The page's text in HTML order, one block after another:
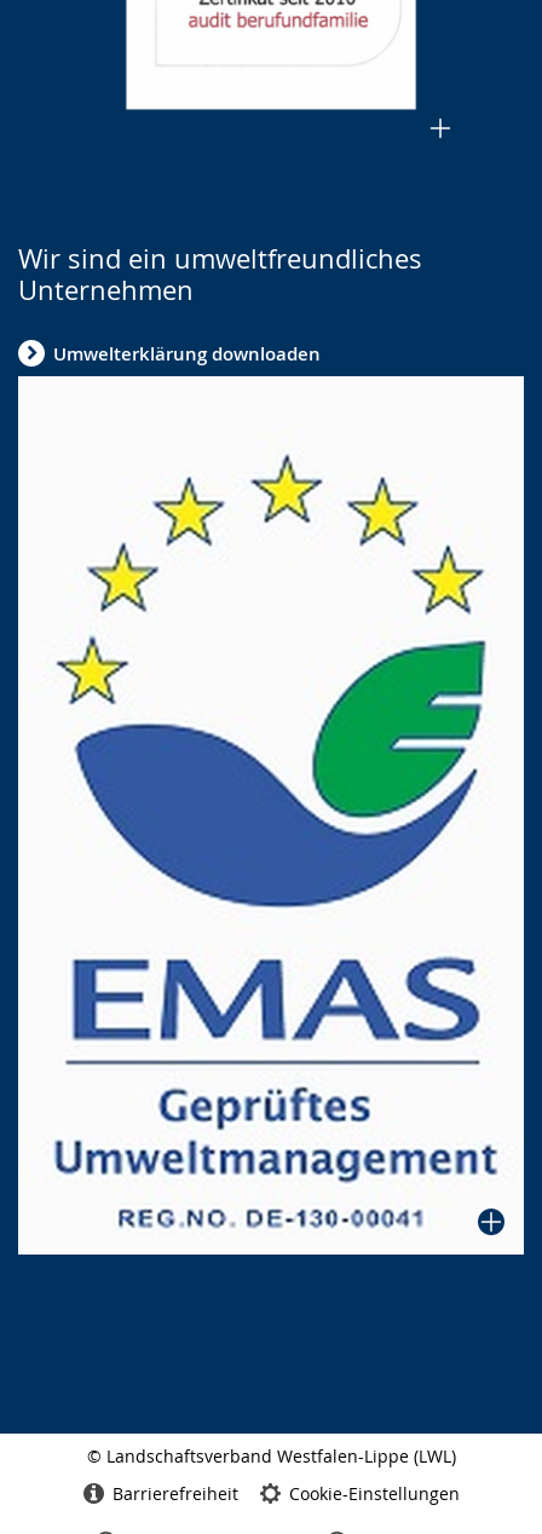
Wir sind ein umweltfreundliches
Unternehmen
Umwelterklärung downloaden
© Landschaftsverband Westfalen-Lippe (LWL)
Barrierefreiheit Cookie-Einstellungen